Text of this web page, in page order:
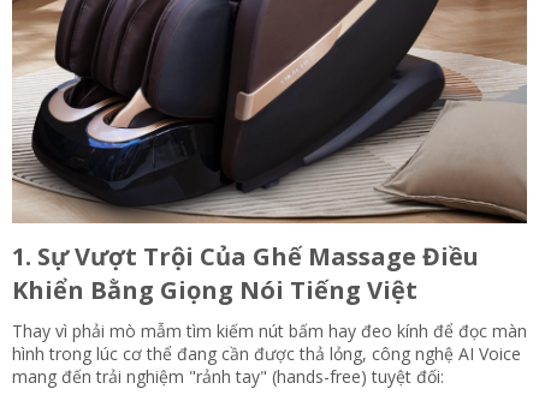
1. Sự Vượt Trội Của Ghế Massage Điều
Khiển Bằng Giọng Nói Tiếng Việt​
Thay vì phải mò mẫm tìm kiếm nút bấm hay đeo kính để đọc màn
hình trong lúc cơ thể đang cần được thả lỏng, công nghệ AI Voice
mang đến trải nghiệm "rảnh tay" (hands-free) tuyệt đối: